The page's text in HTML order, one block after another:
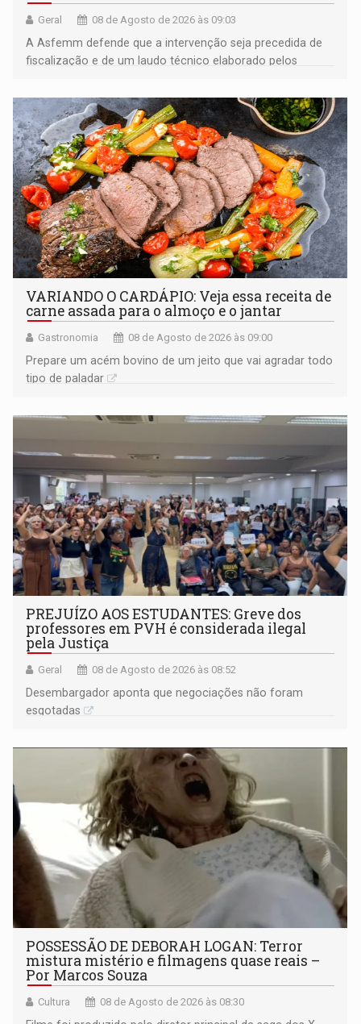
Geral 08 de Agosto de 2026 às 09:03
A Asfemm defende que a intervenção seja precedida de
fiscalização e de um laudo técnico elaborado pelos
VARIANDO O CARDÁPIO: Veja essa receita de
carne assada para o almoço e o jantar
Gastronomia 08 de Agosto de 2026 às 09:00
Prepare um acém bovino de um jeito que vai agradar todo
tipo de paladar
PREJUÍZO AOS ESTUDANTES: Greve dos
professores em PVH é considerada ilegal
pela Justiça
Geral 08 de Agosto de 2026 às 08:52
Desembargador aponta que negociações não foram
esgotadas
POSSESSÃO DE DEBORAH LOGAN: Terror
mistura mistério e filmagens quase reais –
Por Marcos Souza
Cultura 08 de Agosto de 2026 às 08:30